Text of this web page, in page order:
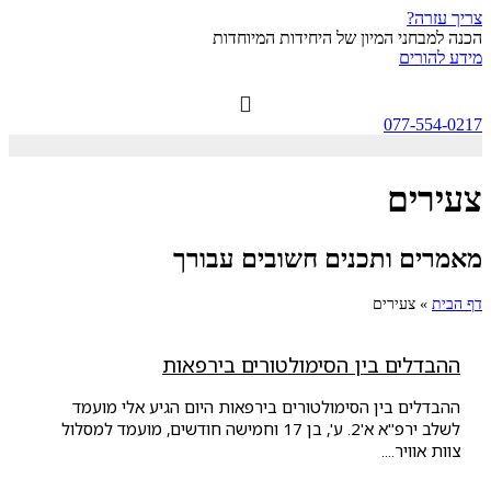
צריך עזרה?
הכנה למבחני המיון של היחידות המיוחדות
מידע להורים
077-554-0217
צעירים
מאמרים ותכנים חשובים עבורך
דף הבית » צעירים
ההבדלים בין הסימולטורים בירפאות
ההבדלים בין הסימולטורים בירפאות היום הגיע אלי מועמד
לשלב ירפ"א א'2. ע', בן 17 וחמישה חודשים, מועמד למסלול
צוות אוויר....